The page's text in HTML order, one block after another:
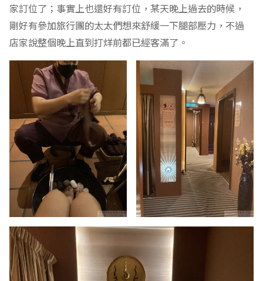
家訂位了；事實上也還好有訂位，某天晚上過去的時候，
剛好有參加旅行團的太太們想來舒緩一下腿部壓力，不過
店家說整個晚上直到打烊前都已經客滿了。